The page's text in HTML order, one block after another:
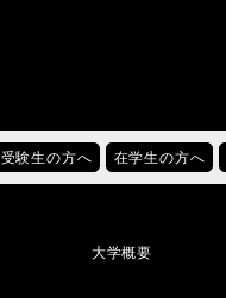
受験生の方へ 在学生の方へ
大学概要